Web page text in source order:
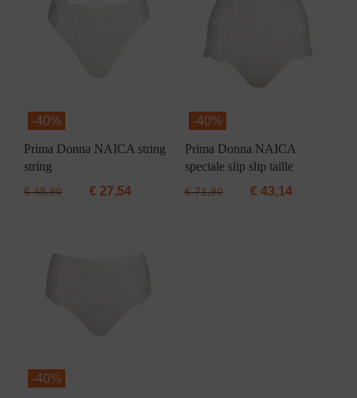
-40%
Prima Donna NAICA string
string
€45,90 € 27,54
-40%
Prima Donna NAICA
speciale slip slip taille
€71,90 €43,14
-40%